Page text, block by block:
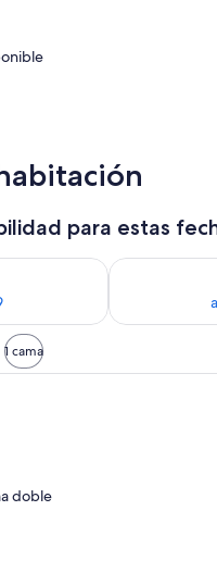
para estas
para hoy ago 8 - ago 9
Consulta la
1 cama
Ropa de cama
doble